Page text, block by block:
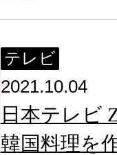
テレビ
2021.10.04
日本テレビ
韓国料理を